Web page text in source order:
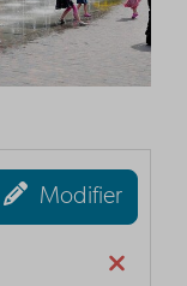
Modifier